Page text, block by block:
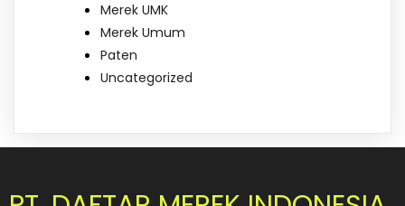
Merek UMK
Merek Umum
Paten
Uncategorized